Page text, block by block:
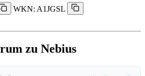
WKN: A1JGSL
zu Nebius